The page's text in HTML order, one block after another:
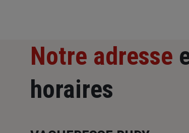
Notre adresse
horaires